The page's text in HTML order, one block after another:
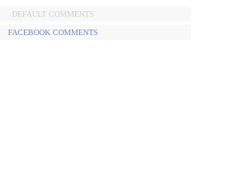
DEFAULT COMMENTS
FACEBOOK COMMENTS